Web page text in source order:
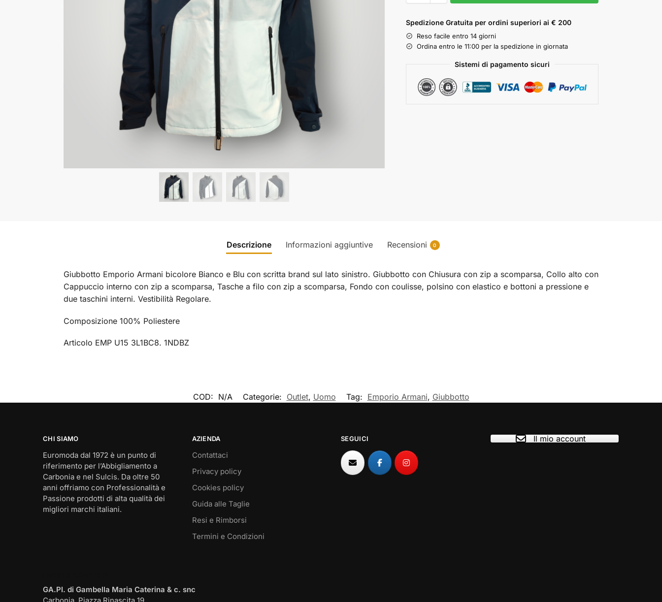
Spedizione Gratuita per ordini superiori ai € 200
Reso facile entro 14 giorni
Ordina entro le 11:00 per la spedizione in giornata
Sistemi di pagamento sicuri
Descrizione Informazioni aggiuntive Recensioni 0
Giubbotto Emporio Armani bicolore Bianco e Blu con scritta brand sul lato sinistro. Giubbotto con Chiusura con zip a scomparsa, Collo alto con
Cappuccio interno con zip a scomparsa, Tasche a filo con zip a scomparsa, Fondo con coulisse, polsino con elastico e bottoni a pressione e
due taschini interni. Vestibilità Regolare.
Composizione 100% Poliestere
Articolo EMP U15 3L1BC8. 1NDBZ
COD: N/A Categorie: Outlet, Uomo Tag: Emporio Armani, Giubbotto
CHI SIAMO
Euromoda dal 1972 è un punto di
riferimento per l’Abbigliamento a
Carbonia e nel Sulcis. Da oltre 50
anni offriamo con Professionalità e
Passione prodotti di alta qualità dei
migliori marchi italiani.
AZIENDA
Contattaci
Privacy policy
Cookies policy
Guida alle Taglie
Resi e Rimborsi
Termini e Condizioni
SEGUICI Il mio account
GA.PI. di Gambella Maria Caterina & c. snc